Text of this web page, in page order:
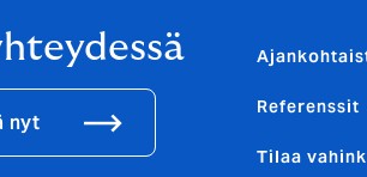
nyt
Referenssit
Tilaa